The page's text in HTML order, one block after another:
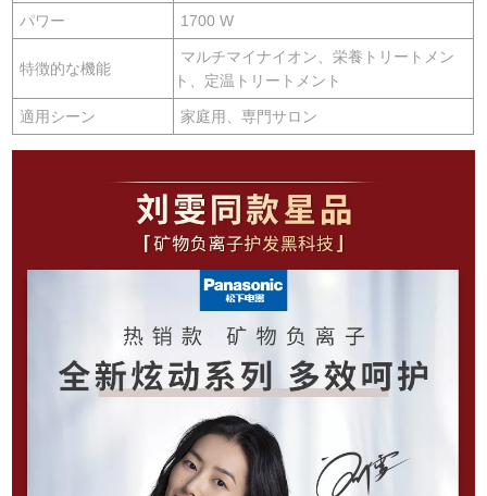
パワー 1700 W
特徴的な機能
マルチマイナイオン、栄養トリートメン
ト、定温トリートメント
適用シーン 家庭用、専門サロン